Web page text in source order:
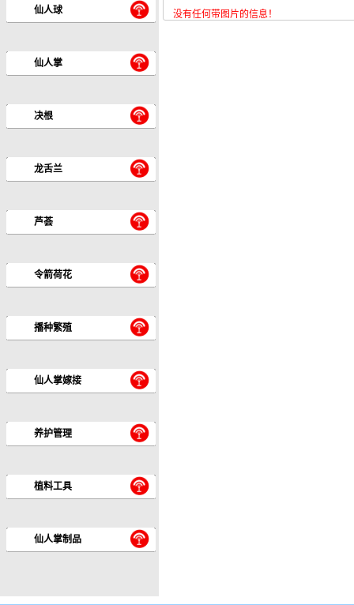
仙人球
仙人掌
决根
龙舌兰
芦荟
令箭荷花
播种繁殖
仙人掌嫁接
养护管理
植料工具
仙人掌制品
没有任何带图片的信息！